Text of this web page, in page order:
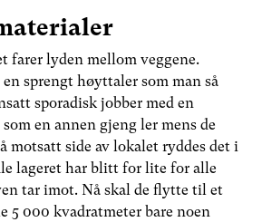
farer lyden mellom veggene.
sprengt høyttaler som man så
sporadisk jobber med en
en annen gjeng ler mens de
motsatt side av lokalet ryddes det i
lageret har blitt for lite for alle
tar imot. Nå skal de flytte til et
5 000 kvadratmeter bare noen